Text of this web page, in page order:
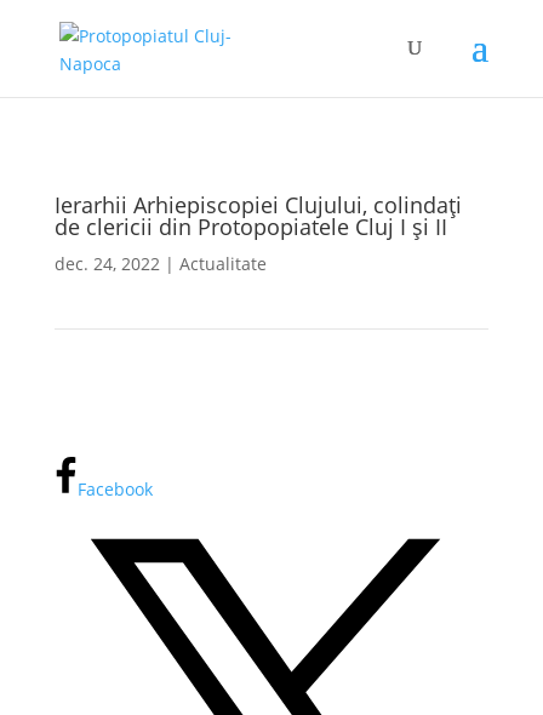
Ierarhii Arhiepiscopiei Clujului, colindați
de clericii din Protopopiatele Cluj I și II
dec. 24, 2022| Actualitate
Facebook